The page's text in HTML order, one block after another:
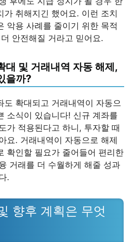
가 취해지긴 했어요. 이런 조치
악용 사례를 줄이기 위한 목적
안전해질 거라고 믿어요.
대 및 거래내역 자동 해제,
을까?
도 확대되고 거래내역이 자동으
소식이 있습니다! 신규 계좌를
가 적용된다고 하니, 투자할 때
요. 거래내역이 자동으로 해제
확인할 필요가 줄어들어 편리한
거래를 더 수월하게 해줄 성과
.
향후 계획은 무엇